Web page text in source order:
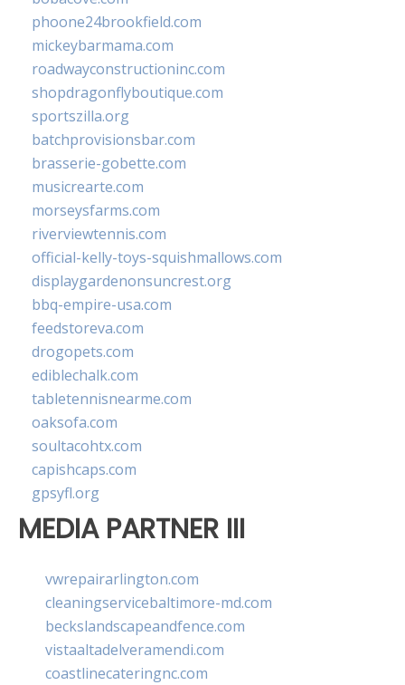
phoone24brookfield.com
mickeybarmama.com
roadwayconstructioninc.com
shopdragonflyboutique.com
sportszilla.org
batchprovisionsbar.com
brasserie-gobette.com
musicrearte.com
morseysfarms.com
riverviewtennis.com
official-kelly-toys-squishmallows.com
displaygardenonsuncrest.org
bbq-empire-usa.com
feedstoreva.com
drogopets.com
ediblechalk.com
tabletennisnearme.com
oaksofa.com
soultacohtx.com
capishcaps.com
gpsyfl.org
MEDIA PARTNER III
vwrepairarlington.com
cleaningservicebaltimore-md.com
beckslandscapeandfence.com
vistaaltadelveramendi.com
coastlinecateringnc.com